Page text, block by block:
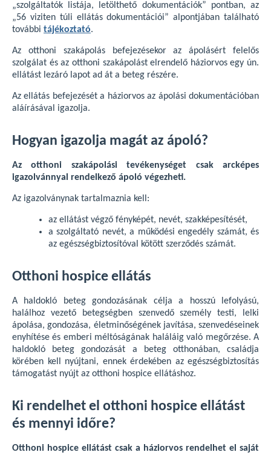
„szolgáltatók listája, letölthető dokumentációk” pontban, az
„56 viziten túli ellátás dokumentációi” alpontjában található
további tájékoztató.
Az otthoni szakápolás befejezésekor az ápolásért felelős
szolgálat és az otthoni szakápolást elrendelő háziorvos egy ún.
ellátást lezáró lapot ad át a beteg részére.
Az ellátás befejezését a háziorvos az ápolási dokumentációban
aláírásával igazolja.
Hogyan igazolja magát az ápoló?
Az otthoni szakápolási tevékenységet csak arcképes
igazolvánnyal rendelkező ápoló végezheti.
Az igazolványnak tartalmaznia kell:
az ellátást végző fényképét, nevét, szakképesítését,
a szolgáltató nevét, a működési engedély számát, és
az egészségbiztosítóval kötött szerződés számát.
Otthoni hospice ellátás
A haldokló beteg gondozásának célja a hosszú lefolyású,
halálhoz vezető betegségben szenvedő személy testi, lelki
ápolása, gondozása, életminőségének javítása, szenvedéseinek
enyhítése és emberi méltóságának haláláig való megőrzése. A
haldokló beteg gondozását a beteg otthonában, családja
körében kell nyújtani, ennek érdekében az egészségbiztosítás
támogatást nyújt az otthoni hospice ellátáshoz.
Ki rendelhet el otthoni hospice ellátást
és mennyi időre?
Otthoni hospice ellátást csak a háziorvos rendelhet el saját